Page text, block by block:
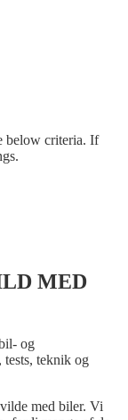
below criteria. If
MED
og
tests, teknik og
med biler. Vi